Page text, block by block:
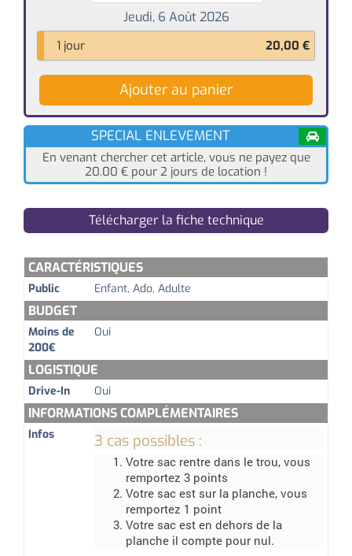
1 jour 20,00 €
Ajouter au panier
SPECIAL ENLEVEMENT
En venant chercher cet article, vous ne payez que
20.00 € pour 2 jours de location !
Télécharger la fiche technique
CARACTÉRISTIQUES
Public Enfant, Ado, Adulte
BUDGET
Moins de
200€
Oui
LOGISTIQUE
Drive-In Oui
INFORMATIONS COMPLÉMENTAIRES
Infos 3 cas possibles :
Votre sac rentre dans le trou, vous
remportez 3 points
Votre sac est sur la planche, vous
remportez 1 point
Votre sac est en dehors de la
planche il compte pour nul.